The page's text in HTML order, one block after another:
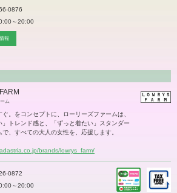
0876
～20:00
報
ム
ぐ。をコンセプトに、ローリーズファームは、
」トレンド感と、「ずっと着たい」スタンダー
で、すべての大人の女性を、応援します。
brands/lowrys_farm/
0872
～20:00